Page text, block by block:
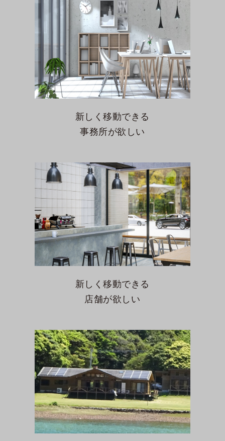
新しく移動できる
事務所が欲しい
新しく移動できる
店舗が欲しい